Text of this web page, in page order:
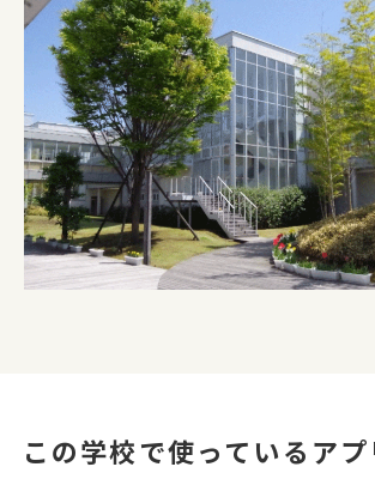
この学校で使っているアプ